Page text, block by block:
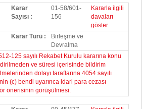
Karar
Sayısı :
01-58/601-
156
Kararla ilgili
davaları
göster
Karar Türü :
Birleşme ve
Devralma
125 sayılı Rekabet Kurulu kararına konu
ve süresi içerisinde bildirim
dolayı taraflarına 4054 sayılı
(c) bendi uyarınca idari para cezası
önerisinin görüşülmesi.